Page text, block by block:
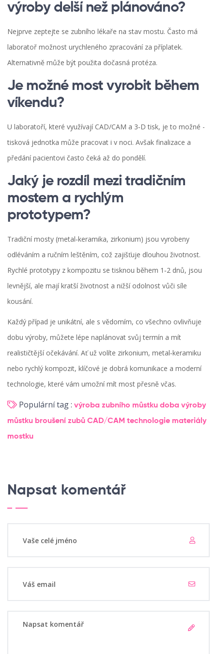
výroby delší než plánováno?
Nejprve zeptejte se zubního lékaře na stav mostu. Často má
laboratoř možnost urychleného zpracování za příplatek.
Alternativně může být použita dočasná protéza.
Je možné most vyrobit během
víkendu?
U laboratoří, které využívají CAD/CAM a 3‑D tisk, je to možné -
tisková jednotka může pracovat i v noci. Avšak finalizace a
předání pacientovi často čeká až do pondělí.
Jaký je rozdíl mezi tradičním
mostem a rychlým
prototypem?
Tradiční mosty (metal‑keramika, zirkonium) jsou vyrobeny
odléváním a ručním leštěním, což zajišťuje dlouhou životnost.
Rychlé prototypy z kompozitu se tisknou během 1‑2 dnů, jsou
levnější, ale mají kratší životnost a nižší odolnost vůči síle
kousání.
Každý případ je unikátní, ale s vědomím, co všechno ovlivňuje
dobu výroby, můžete lépe naplánovat svůj termín a mít
realističtější očekávání. Ať už volíte zirkonium, metal‑keramiku
nebo rychlý kompozit, klíčové je dobrá komunikace a moderní
technologie, které vám umožní mít most přesně včas.
Populární tag : výroba zubního můstku doba výroby
můstku broušení zubů CAD/CAM technologie materiály
mostku
Napsat komentář